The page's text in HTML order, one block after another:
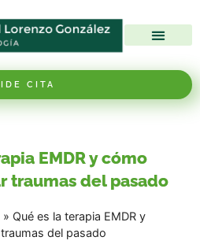
CITA
EMDR y cómo
traumas del pasado
» Qué es la terapia EMDR y
del pasado